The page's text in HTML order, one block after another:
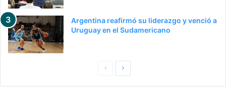
Argentina reafirmó su liderazgo y venció a
Uruguay en el Sudamericano